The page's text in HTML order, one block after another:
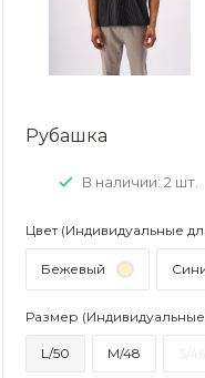
Рубашка
В наличии: 2 шт.
Цвет (Индивидуальные
Бежевый
Размер
L/50 M/48